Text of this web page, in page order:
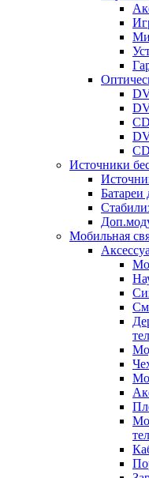
Источники
Мобильная